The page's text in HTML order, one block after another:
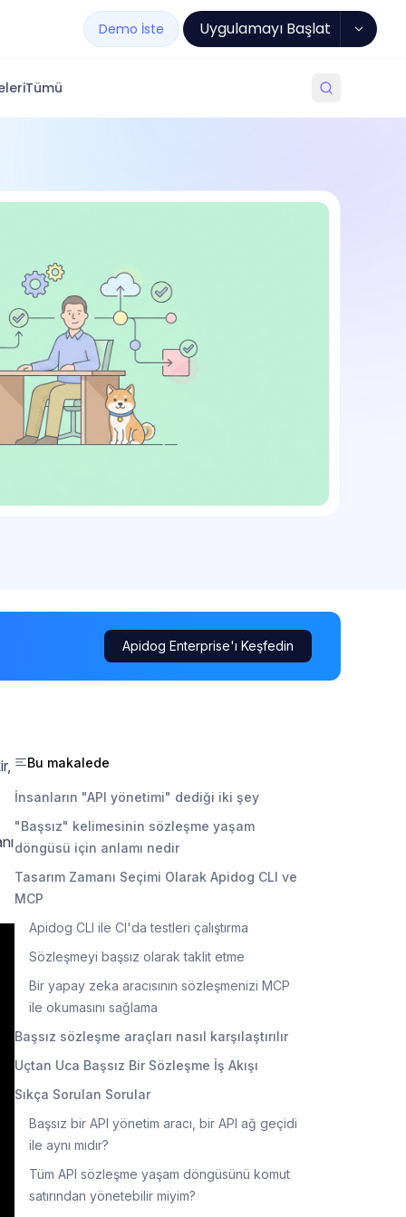
Demo İste Uygulamayı Başlat
Tümü
Apidog Enterprise'ı Keşfedin
Bu makalede
İnsanların "API yönetimi" dediği iki şey
"Başsız" kelimesinin sözleşme yaşam
döngüsü için anlamı nedir
Tasarım Zamanı Seçimi Olarak Apidog CLI ve
MCP
Apidog CLI ile CI'da testleri çalıştırma
Sözleşmeyi başsız olarak taklit etme
Bir yapay zeka aracısının sözleşmenizi MCP
ile okumasını sağlama
Başsız sözleşme araçları nasıl karşılaştırılır
Uçtan Uca Başsız Bir Sözleşme İş Akışı
Sıkça Sorulan Sorular
Başsız bir API yönetim aracı, bir API ağ geçidi
ile aynı mıdır?
Tüm API sözleşme yaşam döngüsünü komut
satırından yönetebilir miyim?